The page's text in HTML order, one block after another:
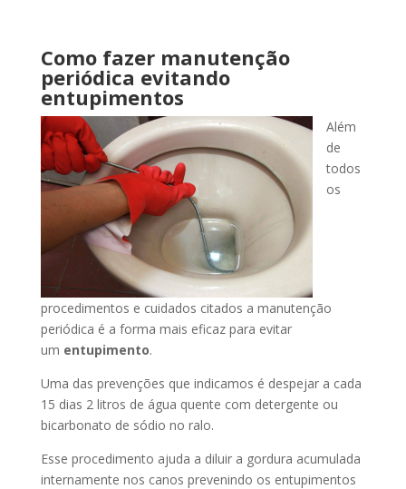
Como fazer manutenção
periódica evitando
entupimentos
Além
de
todos
os
procedimentos e cuidados citados a manutenção
periódica é a forma mais eficaz para evitar
um entupimento.
Uma das prevenções que indicamos é despejar a cada
15 dias 2 litros de água quente com detergente ou
bicarbonato de sódio no ralo.
Esse procedimento ajuda a diluir a gordura acumulada
internamente nos canos prevenindo os entupimentos